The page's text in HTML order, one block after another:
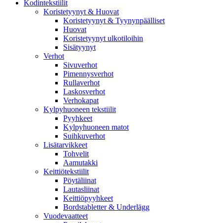
Kodintekstiilit
Koristetyynyt & Huovat
Koristetyynyt & Tyynynpäälliset
Huovat
Koristetyynyt ulkotiloihin
Sisätyynyt
Verhot
Sivuverhot
Pimennysverhot
Rullaverhot
Laskosverhot
Verhokapat
Kylpyhuoneen tekstiilit
Pyyhkeet
Kylpyhuoneen matot
Suihkuverhot
Lisätarvikkeet
Tohvelit
Aamutakki
Keittiötekstiilit
Pöytäliinat
Lautasliinat
Keittiöpyyhkeet
Bordstabletter & Underlägg
Vuodevaatteet